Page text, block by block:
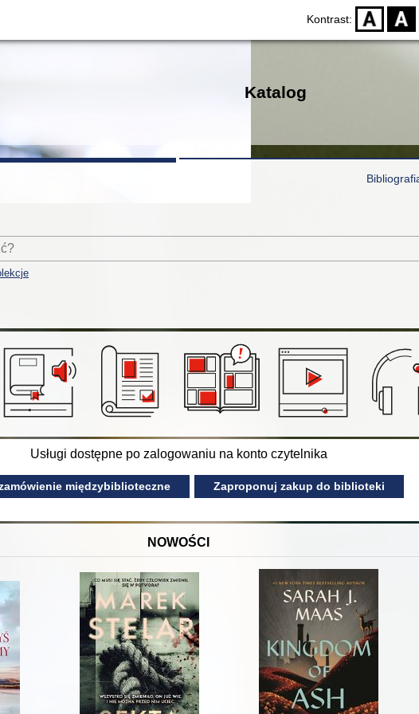
Kontrast: D BW
Katalog
Usługi dostępne po zalogowaniu na konto czytelnika
międzybiblioteczne Zaproponuj zakup do biblioteki
NOWOŚCI